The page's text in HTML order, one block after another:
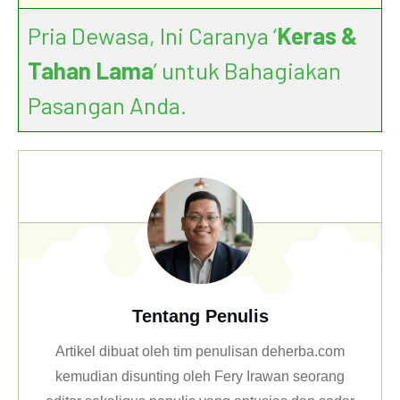
Pria Dewasa, Ini Caranya ‘Keras &
Tahan Lama’ untuk Bahagiakan
Pasangan Anda.
Tentang Penulis
Artikel dibuat oleh tim penulisan deherba.com
kemudian disunting oleh Fery Irawan seorang